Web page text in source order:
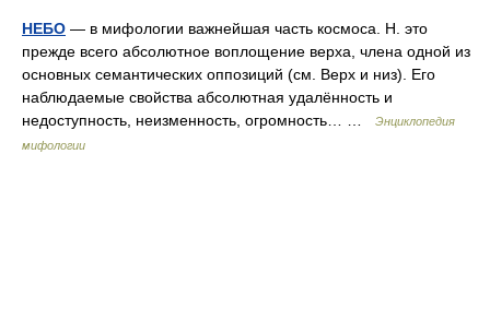
НЕБО — в мифологии важнейшая часть космоса. Н. это
прежде всего абсолютное воплощение верха, члена одной из
основных семантических оппозиций (см. Верх и низ). Его
наблюдаемые свойства абсолютная удалённость и
недоступность, неизменность, огромность… …
Энциклопедия
мифологии